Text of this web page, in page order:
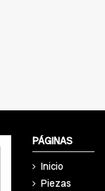
PÁGINAS
Inicio
Piezas